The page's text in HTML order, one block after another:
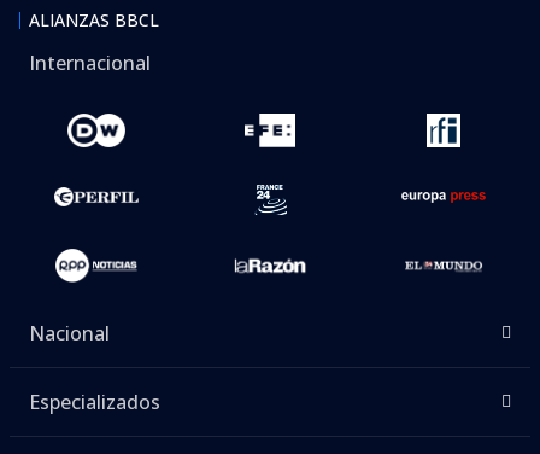
ALIANZAS BBCL
Internacional
Nacional
Especializados